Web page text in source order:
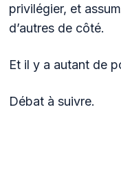
privilégier, et
d’autres de côté.
Et il y a autant de
Débat à suivre.